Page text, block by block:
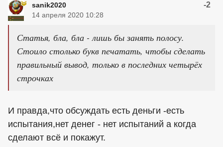
sanik2020 -2
14 апреля 2020 10:28
Статья, бла, бла - лишь бы занять полосу.
Стоило столько букв печатать, чтобы сделать
правильный вывод, только в последних четырёх
строчках
И правда,что обсуждать есть деньги -есть
испытания,нет денег - нет испытаний а когда
сделают всё и покажут.